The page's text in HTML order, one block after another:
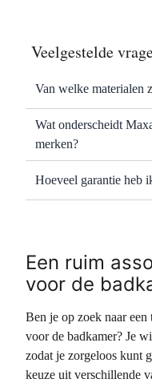
Veelgestelde
Van welke materialen
Wat onderscheidt
merken?
Hoeveel garantie heb
Een ruim
voor de
Ben je op zoek naar een
voor de badkamer? Je
zodat je zorgeloos kunt
keuze uit verschillende